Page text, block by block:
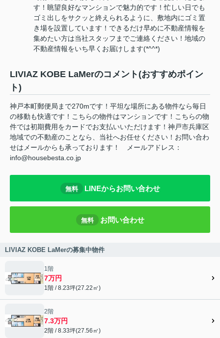
す！眺望良好なマンションで魅力的です！忙しい日でも
ゴミ出しをサクッと終えられるように、敷地内にゴミ置
き場を設置しています！できるだけ早めに不動産情報を
集めたい方は当社スタッフまでご連絡ください！地域の
不動産情報をいち早くお届けします(*^^*)
LIVIAZ KOBE LaMerのコメント(おすすめポイン
ト)
神戸本町郵便局まで270mです！平坦な場所にある物件なら毎日
の移動も快適です！こちらの物件はマンションです！こちらの物
件では初期費用をカードでお支払いいただけます！神戸市兵庫区
地域での不動産のことなら、当社へお任せください！お問い合わ
せはメールからも承っております！ メールアドレス：
info@housebesta.co.jp
無料 LINEからお問い合わせ
無料 お問い合わせ
LIVIAZ KOBE LaMerの募集中物件
1階
7万円
1階 / 8.23坪(27.22㎡)
2階
7.3万円
2階 / 8.33坪(27.56㎡)